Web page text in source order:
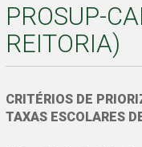
PROSUP-
REITORIA)
CRITÉRIOS DE
TAXAS ESCOLARES